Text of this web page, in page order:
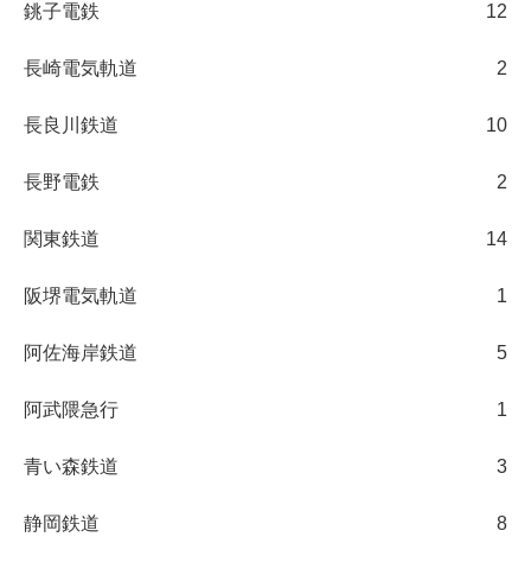
銚子電鉄 12
長崎電気軌道 2
長良川鉄道 10
長野電鉄 2
関東鉄道 14
阪堺電気軌道 1
阿佐海岸鉄道 5
阿武隈急行 1
青い森鉄道 3
静岡鉄道 8